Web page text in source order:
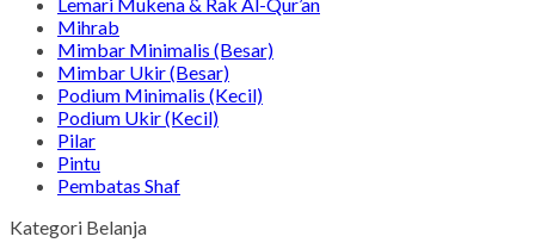
Mihrab
Mimbar Minimalis (Besar)
Mimbar Ukir (Besar)
Podium Minimalis (Kecil)
Podium Ukir (Kecil)
Pilar
Pintu
Pembatas Shaf
Kategori Belanja